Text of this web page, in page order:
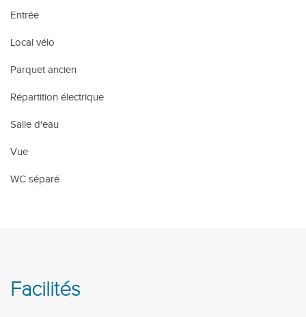
Entrée
Local vélo
Parquet ancien
Répartition électrique
Salle d'eau
Vue
WC séparé
Facilités